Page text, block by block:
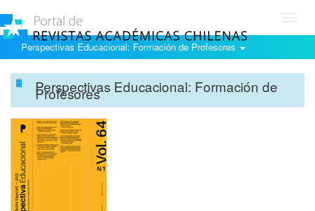
Perspectivas Educacional: Formación de Profesores
Perspectivas Educacional: Formación de
Profesores